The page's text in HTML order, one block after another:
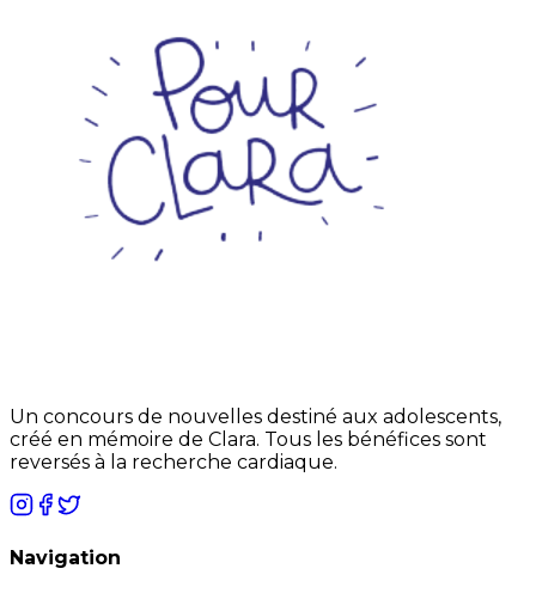
Un concours de nouvelles destiné aux adolescents,
créé en mémoire de Clara. Tous les bénéfices sont
reversés à la recherche cardiaque.
Navigation